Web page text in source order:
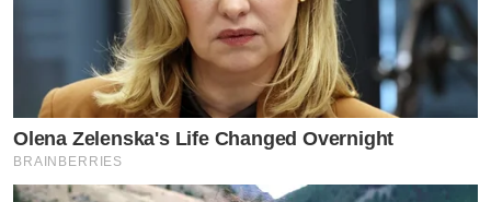
Olena Zelenska's Life Changed Overnight
BRAINBERRIES